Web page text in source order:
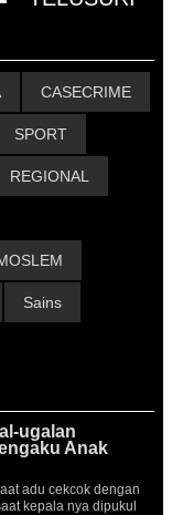
CASECRIME
SPORT
REGIONAL
Sains
ugalan
Anak
adu cekcok dengan
kepala nya dipukul